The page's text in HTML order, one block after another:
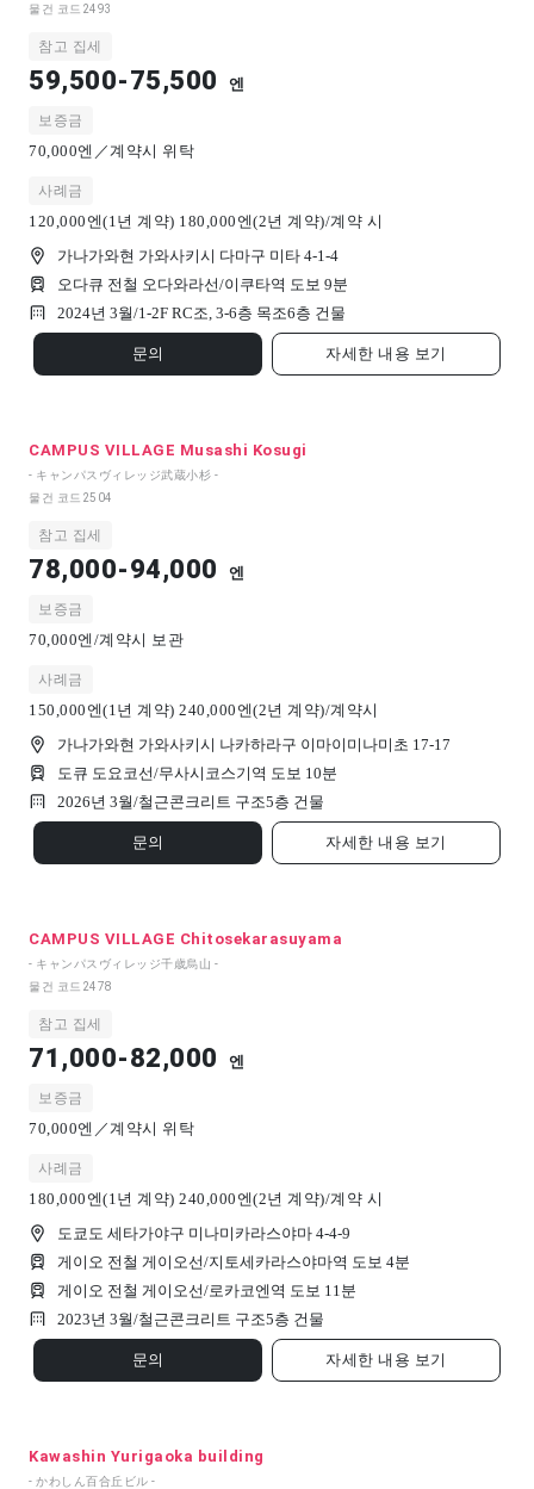
물건 코드 2493
참고 집세
59,500-75,500 엔
보증금
70,000엔／계약시 위탁
사례금
120,000엔(1년 계약) 180,000엔(2년 계약)/계약 시
가나가와현 가와사키시 다마구 미타 4-1-4
오다큐 전철 오다와라선/이쿠타역 도보 9분
2024년 3월/1-2F RC조, 3-6층 목조6층 건물
문의 자세한 내용 보기
CAMPUS VILLAGE Musashi Kosugi
- キャンパスヴィレッジ武蔵小杉 -
물건 코드 2504
참고 집세
78,000-94,000 엔
보증금
70,000엔/계약시 보관
사례금
150,000엔(1년 계약) 240,000엔(2년 계약)/계약시
가나가와현 가와사키시 나카하라구 이마이미나미초 17-17
도큐 도요코선/무사시코스기역 도보 10분
2026년 3월/철근콘크리트 구조5층 건물
문의 자세한 내용 보기
CAMPUS VILLAGE Chitosekarasuyama
- キャンパスヴィレッジ千歳烏山 -
물건 코드 2478
참고 집세
71,000-82,000 엔
보증금
70,000엔／계약시 위탁
사례금
180,000엔(1년 계약) 240,000엔(2년 계약)/계약 시
도쿄도 세타가야구 미나미카라스야마 4-4-9
게이오 전철 게이오선/지토세카라스야마역 도보 4분
게이오 전철 게이오선/로카코엔역 도보 11분
2023년 3월/철근콘크리트 구조5층 건물
문의 자세한 내용 보기
Kawashin Yurigaoka building
- かわしん百合丘ビル -